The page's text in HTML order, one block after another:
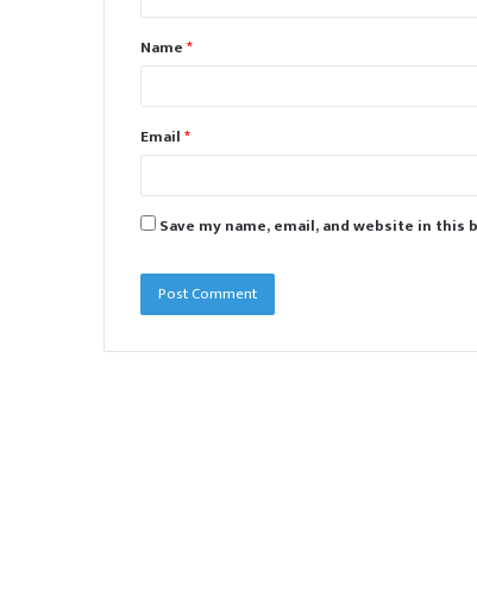
t
*Name*
Email*
Save my name, email, and website in